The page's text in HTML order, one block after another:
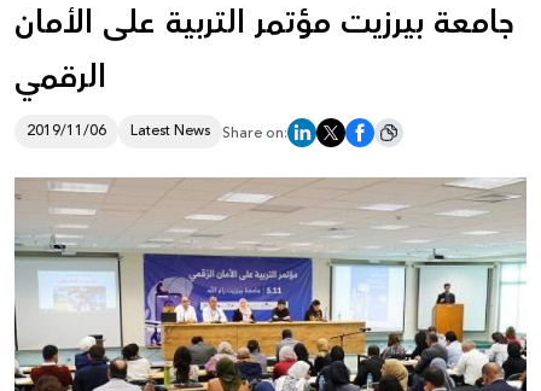
Reports
Palestine Digital Activism Forum
Report
Donate
جامعة بيرزيت مؤتمر التربية على الأمان
الرقمي
2019/11/06 Latest News Share on: